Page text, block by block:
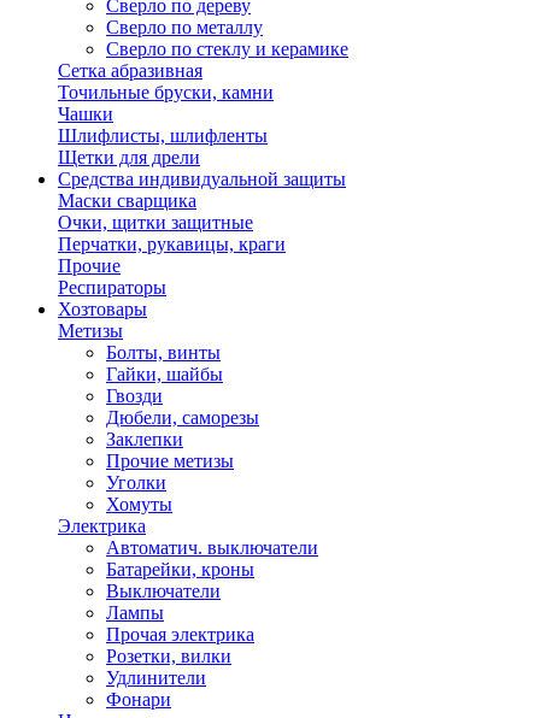
Сверло по дереву
Сверло по металлу
Сверло по стеклу и керамике
Сетка абразивная
Точильные бруски, камни
Чашки
Шлифлисты, шлифленты
Щетки для дрели
Средства индивидуальной защиты
Маски сварщика
Очки, щитки защитные
Перчатки, рукавицы, краги
Прочие
Респираторы
Хозтовары
Метизы
Болты, винты
Гайки, шайбы
Гвозди
Дюбели, саморезы
Заклепки
Прочие метизы
Уголки
Хомуты
Электрика
Автоматич. выключатели
Батарейки, кроны
Выключатели
Лампы
Прочая электрика
Розетки, вилки
Удлинители
Фонари